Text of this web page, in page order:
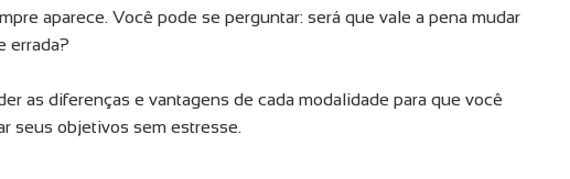
aparece. Você pode se perguntar: será que vale a pena mudar
errada?
as diferenças e vantagens de cada modalidade para que você
seus objetivos sem estresse.